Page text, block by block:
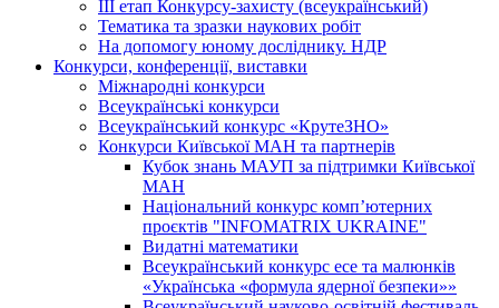
ІІІ етап Конкурсу-захисту (всеукраїнський)
Тематика та зразки наукових робіт
На допомогу юному досліднику. НДР
Конкурси, конференції, виставки
Міжнародні конкурси
Всеукраїнські конкурси
Всеукраїнський конкурс «КрутеЗНО»
Конкурси Київської МАН та партнерів
Кубок знань МАУП за підтримки Київської
МАН
Національний конкурс комп’ютерних
проєктів "INFOMATRIX UKRAINE"
Видатні математики
Всеукраїнський конкурс есе та малюнків
«Українська «формула ядерної безпеки»»